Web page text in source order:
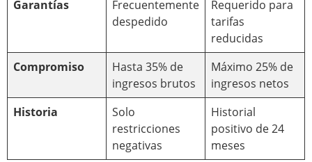
Garantías
Frecuentemente
despedido
Requerido para
tarifas
reducidas
Compromiso
Hasta 35% de
ingresos brutos
Máximo 25% de
ingresos netos
Historia
Solo
restricciones
negativas
Historial
positivo de 24
meses